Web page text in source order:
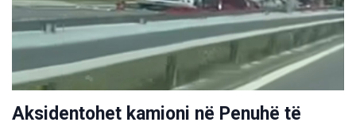
Aksidentohet kamioni në Penuhë të